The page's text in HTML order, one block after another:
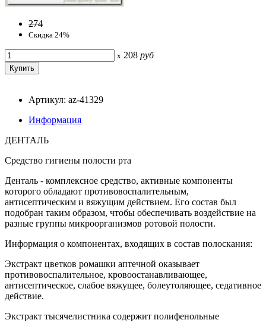
274
Скидка 24%
x 208 руб
Артикул: az-41329
Информация
ДЕНТАЛЬ
Средство гигиены полости рта
Денталь - комплексное средство, активные компоненты
которого обладают противовоспалительным,
антисептическим и вяжущим действием. Его состав был
подобран таким образом, чтобы обеспечивать воздействие на
разные группы микроорганизмов ротовой полости.
Информация о компонентах, входящих в состав полоскания:
Экстракт цветков ромашки аптечной оказывает
противовоспалительное, кровоостанавливающее,
антисептическое, слабое вяжущее, болеутоляющее, седативное
действие.
Экстракт тысячелистника содержит полифенольные